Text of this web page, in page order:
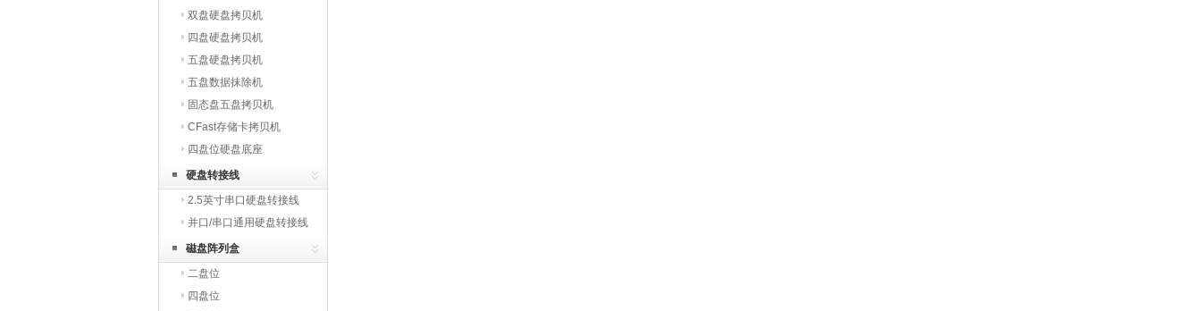
双盘硬盘拷贝机
四盘硬盘拷贝机
五盘硬盘拷贝机
五盘数据抹除机
固态盘五盘拷贝机
CFast存储卡拷贝机
四盘位硬盘底座
硬盘转接线
2.5英寸串口硬盘转接线
并口/串口通用硬盘转接线
磁盘阵列盒
二盘位
四盘位